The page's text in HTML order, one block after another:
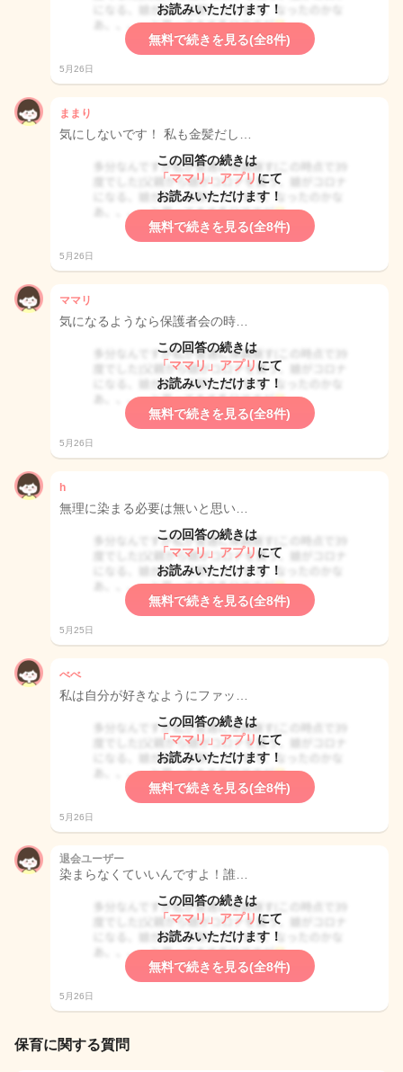
お読みいただけます！
無料で続きを見る(全8件)
5月26日
ままり
気にしないです！ 私も金髪だし…
この回答の続きは
「ママリ」アプリ にて
お読みいただけます！
無料で続きを見る(全8件)
5月26日
ママリ
気になるようなら保護者会の時…
この回答の続きは
「ママリ」アプリ にて
お読みいただけます！
無料で続きを見る(全8件)
5月26日
h
無理に染まる必要は無いと思い…
この回答の続きは
「ママリ」アプリ にて
お読みいただけます！
無料で続きを見る(全8件)
5月25日
べべ
私は自分が好きなようにファッ…
この回答の続きは
「ママリ」アプリ にて
お読みいただけます！
無料で続きを見る(全8件)
5月26日
退会ユーザー
染まらなくていいんですよ！誰…
この回答の続きは
「ママリ」アプリ にて
お読みいただけます！
無料で続きを見る(全8件)
5月26日
保育に関する質問